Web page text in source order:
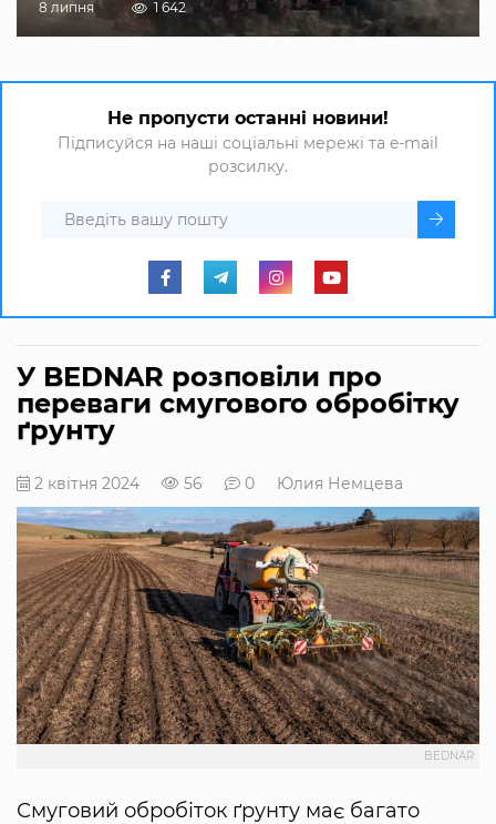
8 липня 1 642
Не пропусти останні новини!
Підписуйся на наші соціальні мережі та e-mail
розсилку.
У BEDNAR розповіли про
переваги смугового обробітку
ґрунту
2 квітня 2024 56 0 Юлия Немцева
BEDNAR
Смуговий обробіток ґрунту має багато